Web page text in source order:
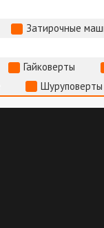
Затирочные
Гайковерты